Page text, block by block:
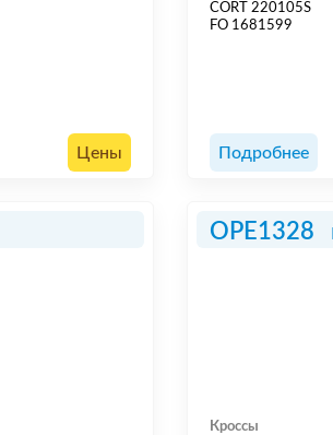
Цены
CORT 220105S
FO 1681599
Подробнее
OPE1328
Кроссы